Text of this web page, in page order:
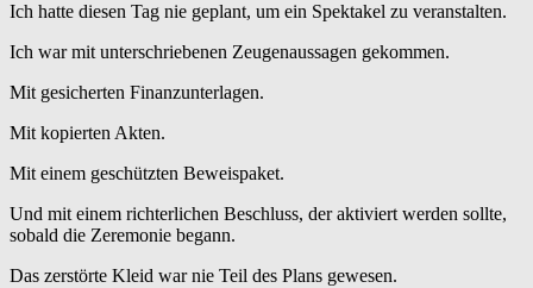
Ich hatte diesen Tag nie geplant, um ein Spektakel zu veranstalten.
Ich war mit unterschriebenen Zeugenaussagen gekommen.
Mit gesicherten Finanzunterlagen.
Mit kopierten Akten.
Mit einem geschützten Beweispaket.
Und mit einem richterlichen Beschluss, der aktiviert werden sollte,
sobald die Zeremonie begann.
Das zerstörte Kleid war nie Teil des Plans gewesen.